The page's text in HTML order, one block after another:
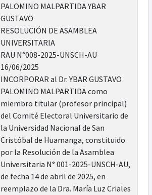
PALOMINO MALPARTIDA YBAR
GUSTAVO
RESOLUCIÓN DE ASAMBLEA
UNIVERSITARIA
RAU N°008-2025-UNSCH-AU
16/06/2025
INCORPORAR al Dr. YBAR GUSTAVO
PALOMINO MALPARTIDA como
miembro titular (profesor principal)
del Comité Electoral Universitario de
la Universidad Nacional de San
Cristóbal de Huamanga, constituido
por la Resolución de la Asamblea
Universitaria N° 001-2025-UNSCH-AU,
de fecha 14 de abril de 2025, en
reemplazo de la Dra. María Luz Criales